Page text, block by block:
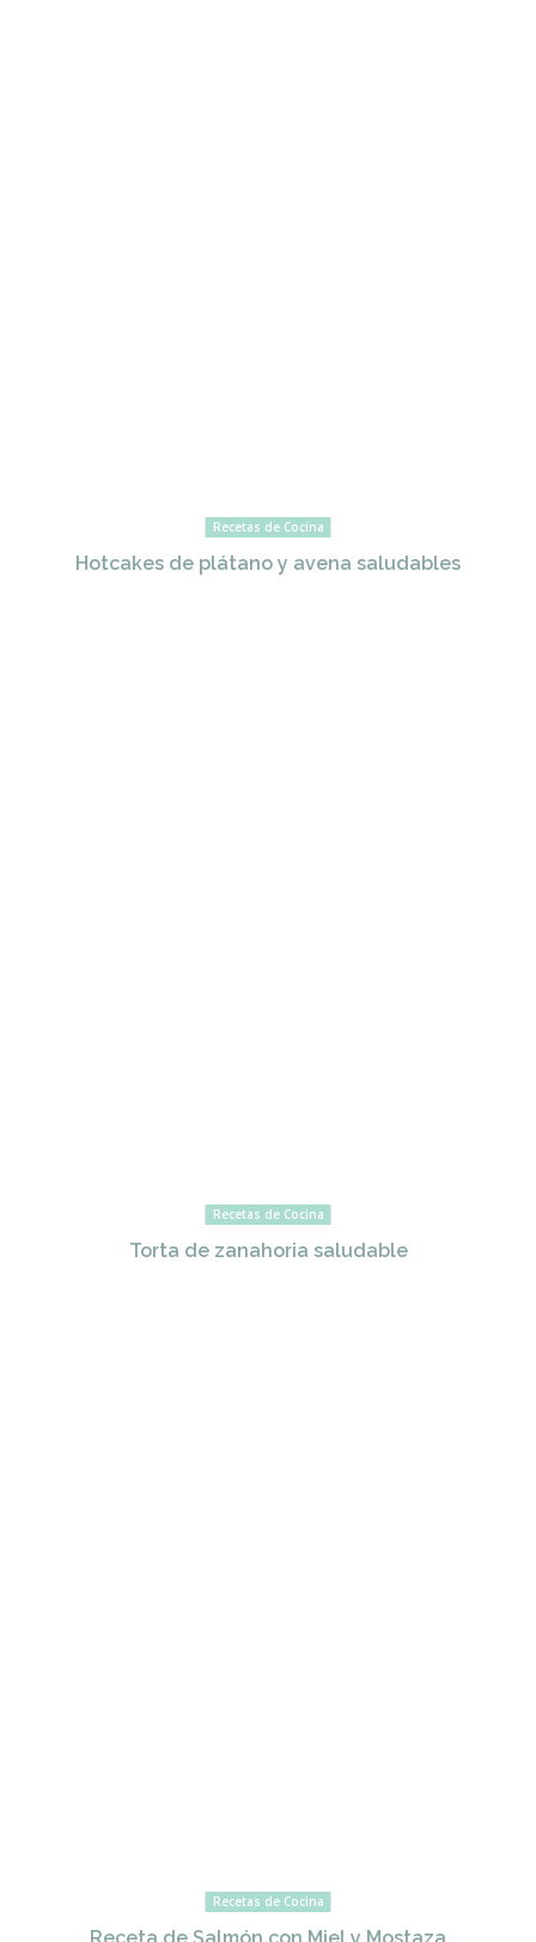
Recetas de Cocina
Hotcakes de plátano y avena saludables
Recetas de Cocina
Torta de zanahoria saludable
Recetas de Cocina
Receta de Salmón con Miel y Mostaza